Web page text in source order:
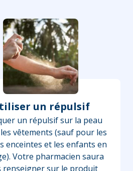
un répulsif
un répulsif sur la peau
vêtements (sauf pour les
enceintes et les enfants en
Votre pharmacien saura
renseigner sur le produit